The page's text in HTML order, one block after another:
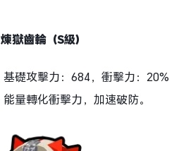
煉獄齒輪（S級）
基礎攻擊力：684，衝擊力：20%
能量轉化衝擊力，加速破防。